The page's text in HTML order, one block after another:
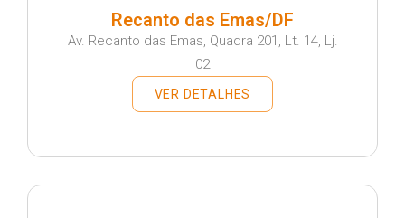
Recanto das Emas/DF
Av. Recanto das Emas, Quadra 201, Lt. 14, Lj.
02
VER DETALHES